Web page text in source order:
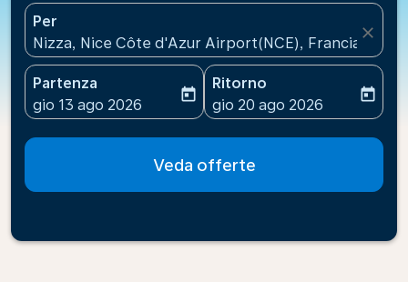
Per
Nizza, Nice Côte d'Azur Airport(NCE), Francia
close
Partenza
fc-booking-departure-date-aria-label
gio 13 ago 2026
today
Ritorno
fc-booking-return-date-
gio 20 ago 2026
today
Veda offerte